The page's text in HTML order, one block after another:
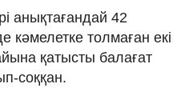
анықтағандай 42
кәмелетке толмаған екі
қатысты балағат
соққан.